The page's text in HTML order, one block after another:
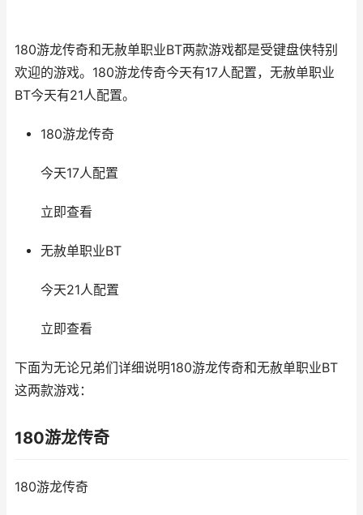
180游龙传奇和无赦单职业BT两款游戏都是受键盘侠特别
欢迎的游戏。180游龙传奇今天有17人配置，无赦单职业
BT今天有21人配置。
180游龙传奇
今天17人配置
立即查看
无赦单职业BT
今天21人配置
立即查看
下面为无论兄弟们详细说明180游龙传奇和无赦单职业BT
这两款游戏：
180游龙传奇
180游龙传奇